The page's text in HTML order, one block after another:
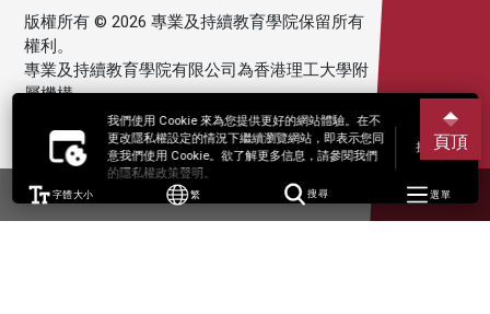
我們使用 Cookie 來為您提供更好的網站體驗。在不
更改隱私權設定的情況下繼續瀏覽網站，即表示您同
意我們使用 Cookie。欲了解更多信息，請參閱我們
的隱私權政策聲明。
接受
字體大小 繁 搜尋 選單
版權所有 © 2026 專業及持續教育學院保留所有
權利。
專業及持續教育學院有限公司為香港理工大學附
屬機構。
頁頂